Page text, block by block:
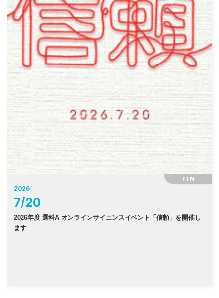
FIN
2026
7/20
2026年度 選科A オンラインサイエンスイベント「信頼」を開催し
ます